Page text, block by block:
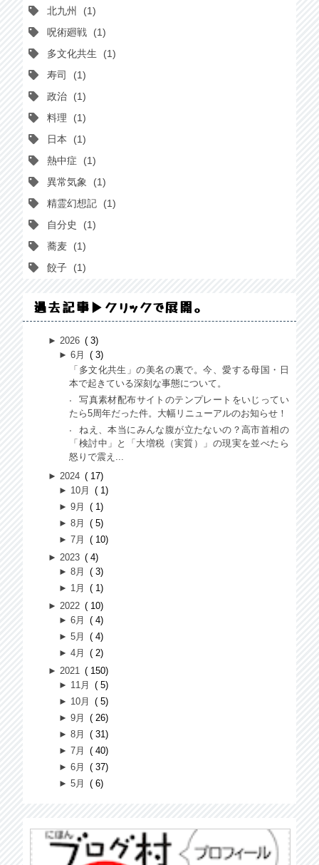
北九州
1
呪術廻戦
1
多文化共生
1
寿司
1
政治
1
料理
1
日本
1
熱中症
1
異常気象
1
精霊幻想記
1
自分史
1
蕎麦
1
餃子
1
過去記事▶クリックで展開。
►2026
3
►6月
3
「多文化共生」の美名の裏で。今、愛する母国・日
本で起きている深刻な事態について。
写真素材配布サイトのテンプレートをいじってい
たら5周年だった件。大幅リニューアルのお知らせ！
ねえ、本当にみんな腹が立たないの？高市首相の
「検討中」と「大増税（実質）」の現実を並べたら
怒りで震え...
►2024
17
► 10月
1
►9月
1
►8月
5
►7月
10
►2023
4
►8月
3
► 1月
1
►2022
10
►6月
4
►5月
4
►4月
2
►2021
150
► 11月
5
► 10月
5
►9月
26
►8月
31
►7月
40
►6月
37
►5月 6